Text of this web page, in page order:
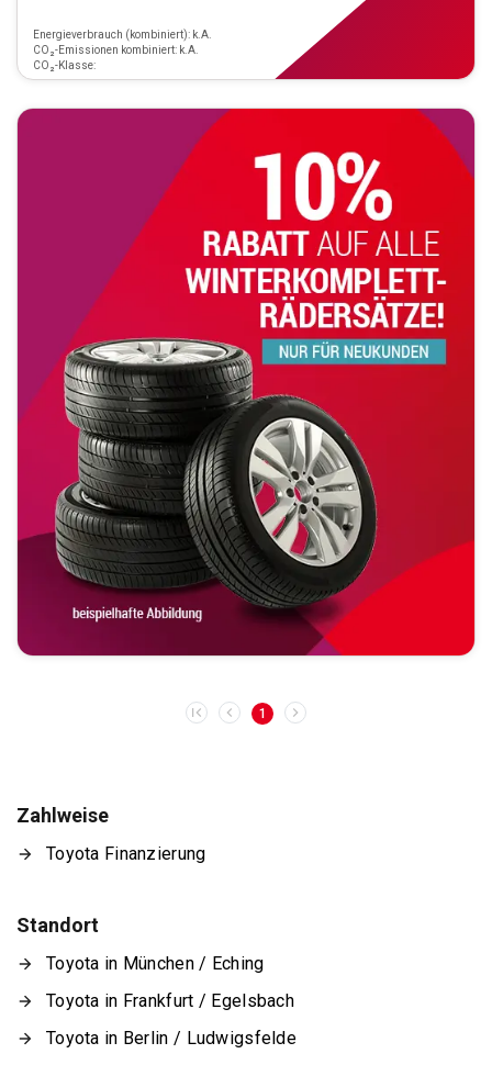
Energieverbrauch (kombiniert): k.A.
CO₂-Emissionen kombiniert: k.A.
CO₂-Klasse:
1
Zahlweise
Toyota Finanzierung
Standort
Toyota in München / Eching
Toyota in Frankfurt / Egelsbach
Toyota in Berlin / Ludwigsfelde